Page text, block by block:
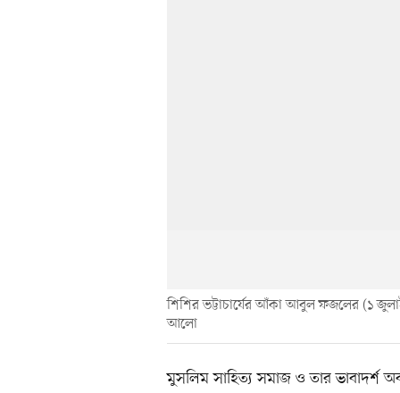
শিশির ভট্টাচার্যের আঁকা আবুল ফজলের (১
আলো
মুসলিম সাহিত্য সমাজ ও তার ভাবাদর্শ